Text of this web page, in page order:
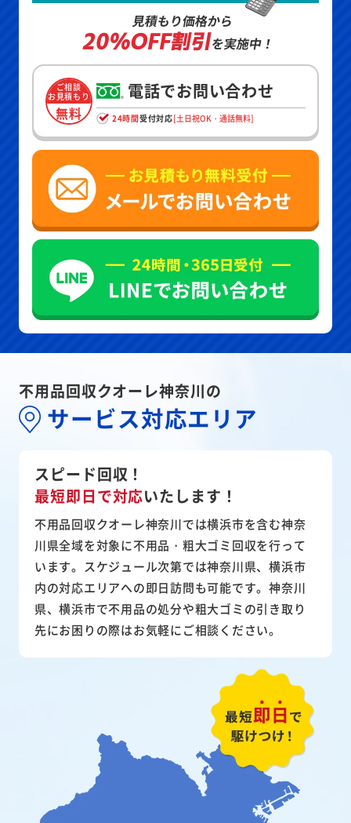
見積もり価格から
20%OFF割引を実施中！
ご相談
お見積もり
無料
電話でお問い合わせ
24時間受付対応[土日祝OK・通話無料]
不用品回収クオーレ神奈川の
サービス対応エリア
スピード回収！
最短即日で対応いたします！
不用品回収クオーレ神奈川では横浜市を含む神奈
川県全域を対象に不用品・粗大ゴミ回収を行って
います。スケジュール次第では神奈川県、横浜市
内の対応エリアへの即日訪問も可能です。神奈川
県、横浜市で不用品の処分や粗大ゴミの引き取り
先にお困りの際はお気軽にご相談ください。